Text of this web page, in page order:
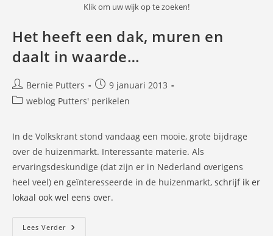
Klik om uw wijk op te zoeken!
Het heeft een dak, muren en
daalt in waarde…
Bericht
auteur:
Bernie Putters
Bericht
gepubliceerd
9 januari 2013
Berichtcategorie:
weblog Putters' perikelen
In de Volkskrant stond vandaag een mooie, grote bijdrage
over de huizenmarkt. Interessante materie. Als
ervaringsdeskundige (dat zijn er in Nederland overigens
heel veel) en geïnteresseerde in de huizenmarkt, schrijf ik er
lokaal ook wel eens over.
Lees VerderHet